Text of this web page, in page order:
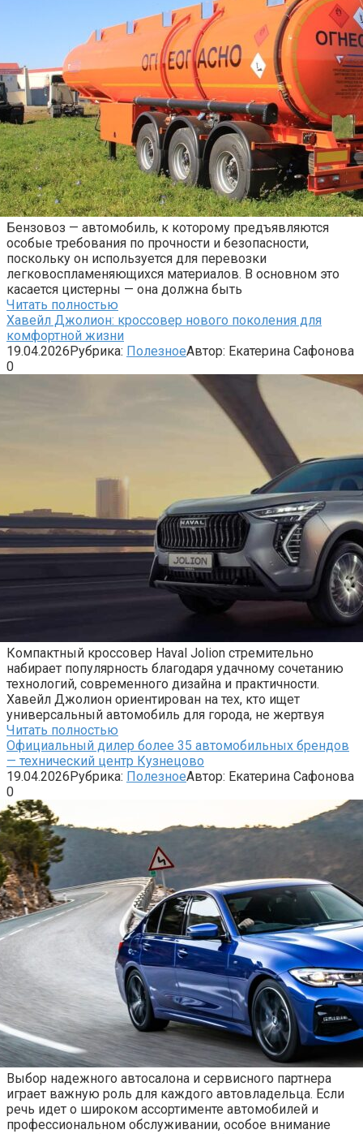
Бензовоз — автомобиль, к которому предъявляются
особые требования по прочности и безопасности,
поскольку он используется для перевозки
легковоспламеняющихся материалов. В основном это
касается цистерны — она должна быть
Читать полностью
Хавейл Джолион: кроссовер нового поколения для
комфортной жизни
19.04.2026Рубрика: ПолезноеАвтор: Екатерина Сафонова
0
Компактный кроссовер Haval Jolion стремительно
набирает популярность благодаря удачному сочетанию
технологий, современного дизайна и практичности.
Хавейл Джолион ориентирован на тех, кто ищет
универсальный автомобиль для города, не жертвуя
Читать полностью
Официальный дилер более 35 автомобильных брендов
— технический центр Кузнецово
19.04.2026Рубрика: ПолезноеАвтор: Екатерина Сафонова
0
Выбор надежного автосалона и сервисного партнера
играет важную роль для каждого автовладельца. Если
речь идет о широком ассортименте автомобилей и
профессиональном обслуживании, особое внимание